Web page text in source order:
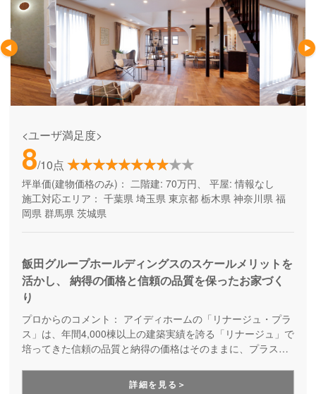
<ユーザ満足度>
8/10点
坪単価(建物価格のみ)： 二階建: 70万円、 平屋: 情報なし
施工対応エリア： 千葉県 埼玉県 東京都 栃木県 神奈川県 福
岡県 群馬県 茨城県
飯田グループホールディングスのスケールメリットを
活かし、 納得の価格と信頼の品質を保ったお家づく
り
プロからのコメント： アイディホームの「リナージュ・プラ
ス」は、年間4,000棟以上の建築実績を誇る「リナージュ」で
培ってきた信頼の品質と納得の価格はそのままに、プラスα
ることで、納得価格で世界にひとつの住まいが完成します。
詳細を見る＞